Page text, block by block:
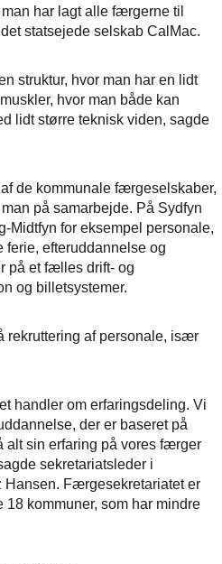
har lagt alle færgerne til
statsejede selskab CalMac.
struktur, hvor man har en lidt
hvor man både kan
lidt større teknisk viden, sagde
de kommunale færgeselskaber,
på samarbejde. På Sydfyn
Midtfyn for eksempel personale,
ferie, efteruddannelse og
på et fælles drift- og
og billetsystemer.
rekruttering af personale, især
handler om erfaringsdeling. Vi
der er baseret på
alt sin erfaring på vores færger
sekretariatsleder i
Færgesekretariatet er
kommuner, som har mindre